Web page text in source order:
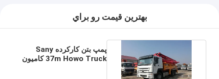
بهترين قيمت رو براي
پمپ بتن کارکرده Sany
37m Howo Truck کامیون